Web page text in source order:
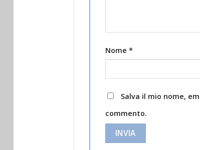
Nome *
Salva il mio nome,
commento.